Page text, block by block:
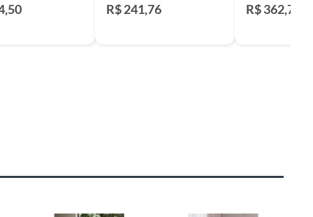
Caixa 2,42m²
R$ 241,76
Retificado
R$ 362,76